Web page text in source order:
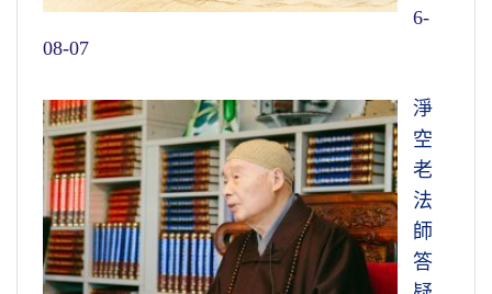
6-
08-07
淨
空
老
法
師
答